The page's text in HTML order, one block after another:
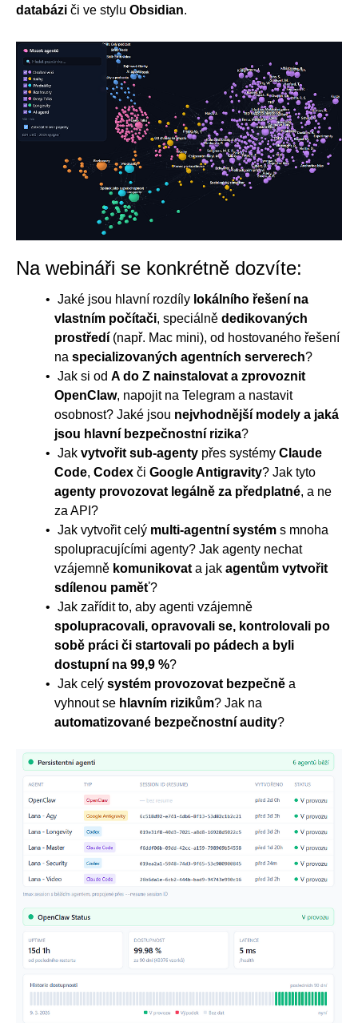
databázi či ve stylu Obsidian.
Na webináři se konkrétně dozvíte:
Jaké jsou hlavní rozdíly lokálního řešení na
vlastním počítači, speciálně dedikovaných
prostředí (např. Mac mini), od hostovaného řešení
na specializovaných agentních serverech?
Jak si od A do Z nainstalovat a zprovoznit
OpenClaw, napojit na Telegram a nastavit
osobnost? Jaké jsou nejvhodnější modely a jaká
jsou hlavní bezpečnostní rizika?
Jak vytvořit sub-agentypřes systémy Claude
Code, Codex či Google Antigravity? Jak tyto
agenty provozovat legálně za předplatné, a ne
za API?
Jak vytvořit celý multi-agentní systéms mnoha
spolupracujícími agenty? Jak agenty nechat
vzájemně komunikovat a jak agentům vytvořit
sdílenou paměť?
Jak zařídit to, aby agenti vzájemně
spolupracovali, opravovali se, kontrolovali po
sobě práci či startovali po pádech a byli
dostupní na 99,9 %?
Jak celý systém provozovat bezpečněa
vyhnout se hlavním rizikům? Jak na
automatizované bezpečnostní audity?